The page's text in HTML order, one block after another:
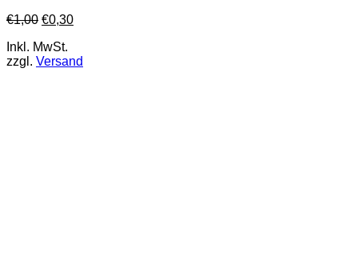
€1,00 €0,30
Inkl. MwSt.
zzgl. Versand